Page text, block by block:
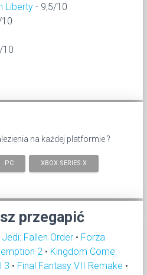
Liberty - 9,5/10
10
na każdej platformie ?
PC XBOX SERIES X
przegapić
Fallen Order • Forza
2 • Kingdom Come:
3 • Final Fantasy VII Remake •